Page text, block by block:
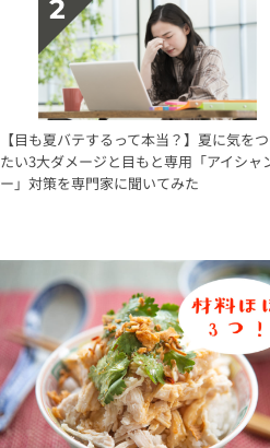
【目も夏バテするって本当？】夏に気を
たい3大ダメージと目もと専用「アイシャ
ー」対策を専門家に聞いてみた